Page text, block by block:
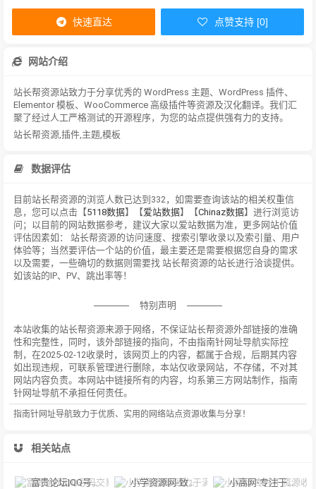
快速直达 点赞支持 [0]
网站介绍
站长帮资源站致力于分享优秀的 WordPress 主题、WordPress 插件、
Elementor 模板、WooCommerce 高级插件等资源及汉化翻译。我们汇
聚了经过人工严格测试的开源程序，为您的站点提供强有力的支持。
站长帮资源,插件,主题,模板
数据评估
目前站长帮资源的浏览人数已达到332，如需要查询该站的相关权重信
息，您可以点击【5118数据】【爱站数据】【Chinaz数据】进行浏览访
问；以目前的网站数据参考，建议大家以爱站数据为准，更多网站价值
评估因素如： 站长帮资源的访问速度、搜索引擎收录以及索引量、用户
体验等；当然要评估一个站的价值，最主要还是需要根据您自身的需求
以及需要，一些确切的数据则需要找 站长帮资源的站长进行洽谈提供。
如该站的IP、PV、跳出率等！
特别声明
本站收集的站长帮资源来源于网络，不保证站长帮资源外部链接的准确
性和完整性，同时，该外部链接的指向，不由指南针网址导航实际控
制，在2025-02-12收录时，该网页上的内容，都属于合规，后期其内容
如出现违规，可联系管理进行删除，本站仅收录网站，不存储，不对其
网站内容负责。本网站中链接所有的内容，均系第三方网站制作，指南
针网址导航不承担任何责任。
指南针网址导航致力于优质、实用的网络站点资源收集与分享！
相关站点
富贵论坛|QQ号码交易平台|买卖QQ靓号|游戏账号出售|手机靓号|二手市场 小学资源网-致力于满足小学教师教学需要的关于小学教学的网站 小高网-专注于资源收集与活动分享_小高教学网精品源码_技术教程分享。